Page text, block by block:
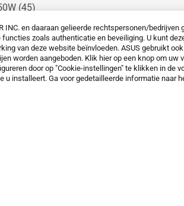
INC. en daaraan gelieerde rechtspersonen/
zoals authenticatie en beveiliging. U kunt
van deze website beïnvloeden. ASUS gebruikt
worden aangeboden. Klik hier op een knop om
door op "Cookie-instellingen" te klikken in de
u installeert. Ga voor gedetailleerde informatie naar
(45)
(6)
(5)
(15)